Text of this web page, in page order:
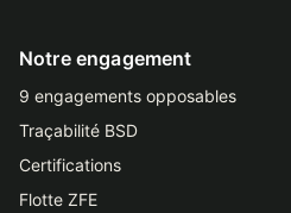
Notre engagement
9 engagements opposables
Traçabilité BSD
Certifications
Flotte ZFE